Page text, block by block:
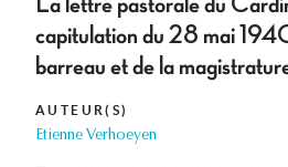
capitulation du 28 mai
barreau et de la
AUTEUR(S)
Etienne Verhoeyen